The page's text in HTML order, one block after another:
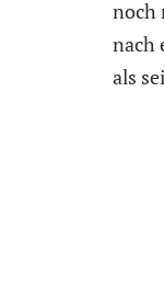
noch
nach
als